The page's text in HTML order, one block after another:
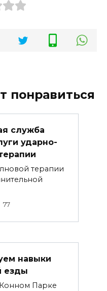
понравиться
служба
ударно-
терапии
77
навыки
езды
Парке